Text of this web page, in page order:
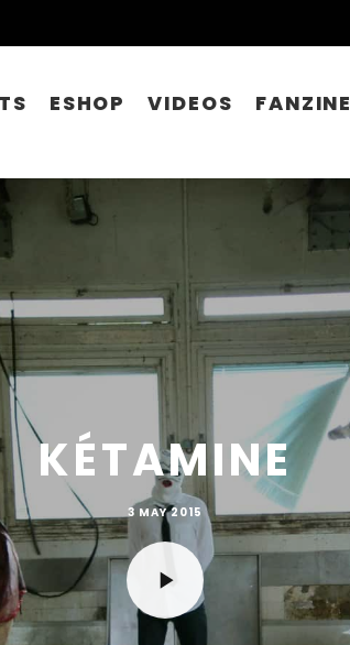
ESHOP VIDEOS FANZINE
KÉTAMINE
3 MAY 2015